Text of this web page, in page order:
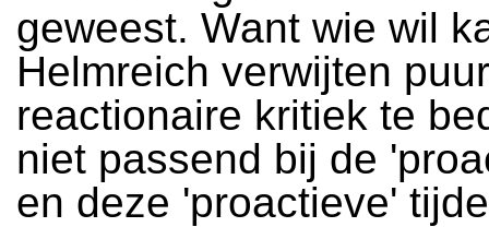
geweest. Want wie wil
Helmreich verwijten puur
reactionaire kritiek te
niet passend bij de
en deze 'proactieve'